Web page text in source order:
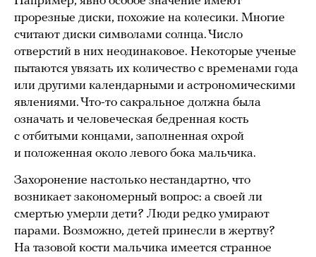
прорезные диски, похожие на колесики. Многие
считают диски символами солнца. Число
отверстий в них неодинаковое. Некоторые ученые
пытаются увязать их количество с временами года
или другими календарными и астрономическими
явлениями. Что-то сакральное должна была
означать и человеческая бедренная кость
с отбитыми концами, заполненная охрой
и положенная около левого бока мальчика.
Захоронение настолько нестандартно, что
возникает закономерный вопрос: а своей ли
смертью умерли дети? Люди редко умирают
парами. Возможно, детей принесли в жертву?
На тазовой кости мальчика имеется странное